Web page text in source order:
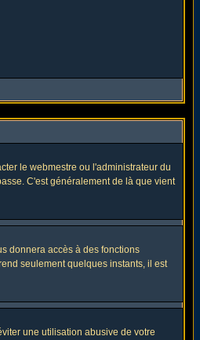
le webmestre ou l'administrateur du
C'est généralement de là que vient
donnera accès à des fonctions
seulement quelques instants, il est
une utilisation abusive de votre